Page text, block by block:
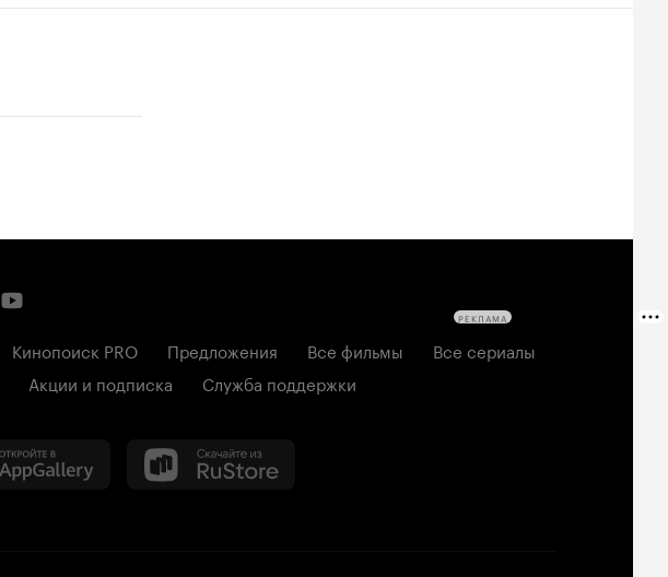
Кинопоиск PRO Предложения Все фильмы
Все сериалы
Акции и подписка Служба поддержки
РЕКЛАМА